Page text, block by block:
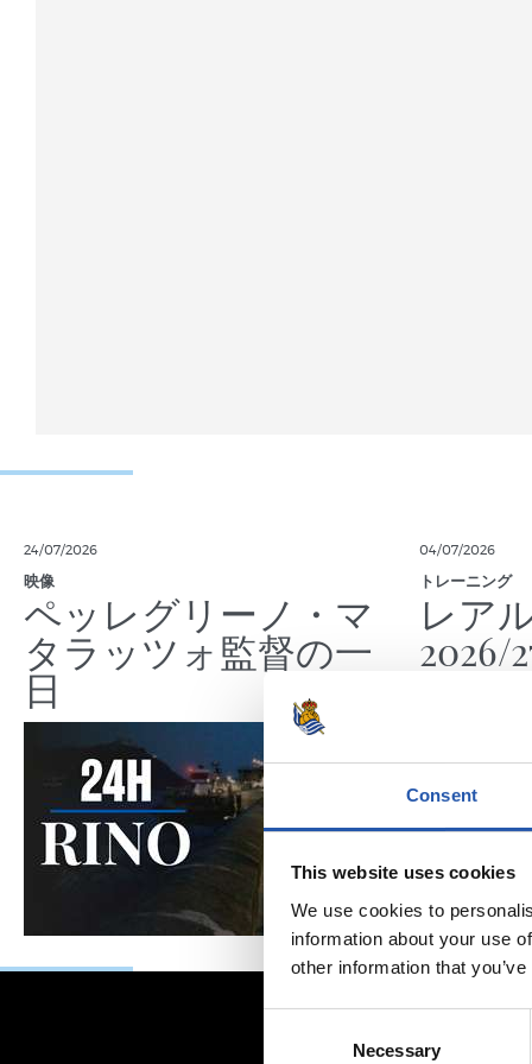
Consent
This website uses cookies
We use cookies to
information about your use
other information that
Necessary
24/07/2026
映像
ペッレグリーノ・マ
タラッツォ監督の一
日
04/07/2026
トレーニング
レア
2026/